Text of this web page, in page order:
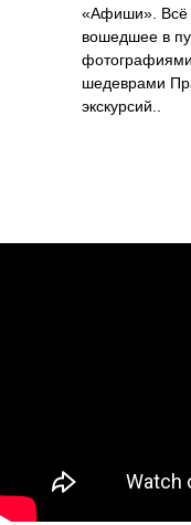
«Афиши». Всё
вошедшее в
шедеврами
экскурсий..